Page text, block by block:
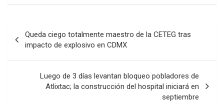
de
entradas
Queda ciego totalmente maestro de la CETEG tras
impacto de explosivo en CDMX
Luego de 3 días levantan bloqueo pobladores de
Atlixtac; la construcción del hospital iniciará en
septiembre